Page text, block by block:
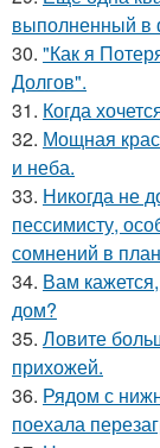
выполненный в
30. "Как я
Долгов".
31. Когда
32. Мощная
и неба.
33. Никогда не
пессимисту,
сомнений в
34. Вам
дом?
35. Ловите
прихожей.
36. Рядом с
поехала